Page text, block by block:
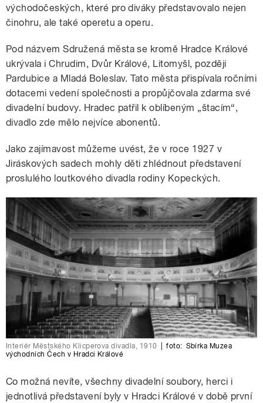
východočeských, které pro diváky představovalo nejen
činohru, ale také operetu a operu.
Pod názvem Sdružená města se kromě Hradce Králové
ukrývala i Chrudim, Dvůr Králové, Litomyšl, později
Pardubice a Mladá Boleslav. Tato města přispívala ročními
dotacemi vedení společnosti a propůjčovala zdarma své
divadelní budovy. Hradec patřil k oblíbeným „štacím“,
divadlo zde mělo nejvíce abonentů.
Jako zajímavost můžeme uvést, že v roce 1927 v
Jiráskových sadech mohly děti zhlédnout představení
proslulého loutkového divadla rodiny Kopeckých.
Interiér Městského Klicperova divadla, 1910 foto: Sbírka Muzea
východních Čech v Hradci Králové
Co možná nevíte, všechny divadelní soubory, herci i
jednotlivá představení byly v Hradci Králové v době první